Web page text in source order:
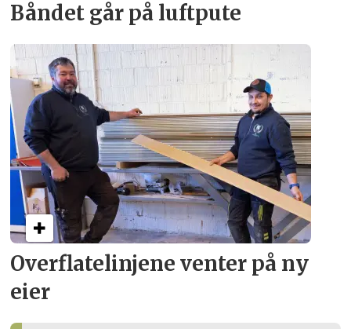
Overflate­linjene venter på ny
eier
Båndet går på luftpute